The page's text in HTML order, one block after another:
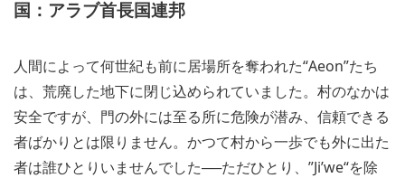
国：アラブ首長国連邦
人間によって何世紀も前に居場所を奪われた“Aeon”たち
は、荒廃した地下に閉じ込められていました。村のなかは
安全ですが、門の外には至る所に危険が潜み、信頼できる
者ばかりとは限りません。かつて村から一歩でも外に出た
者は誰ひとりいませんでした──ただひとり、”Ji’we“を除